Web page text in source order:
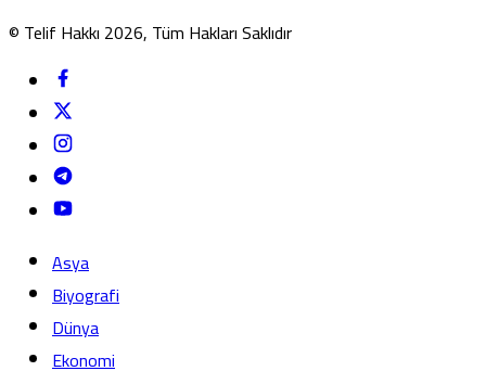
© Telif Hakkı 2026, Tüm Hakları Saklıdır
Asya
Biyografi
Dünya
Ekonomi